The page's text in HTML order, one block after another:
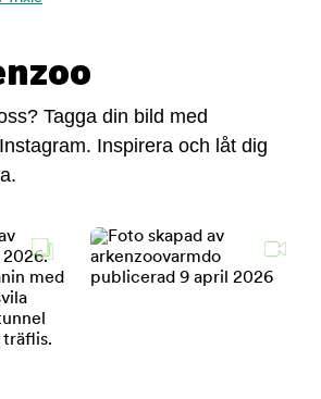
Tagga din bild med
Inspirera och låt dig